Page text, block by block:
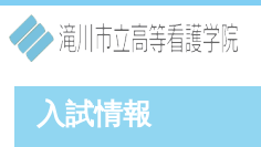
HOME
学院のご紹介
入試情報